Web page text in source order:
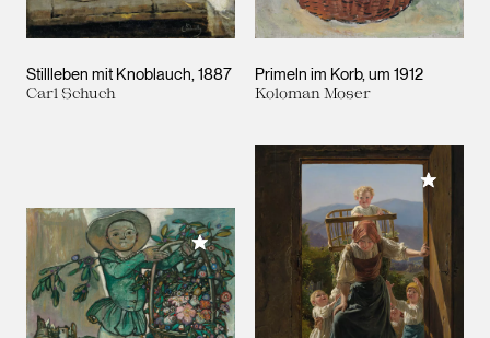
Stillleben mit Knoblauch 1887
Carl Schuch
Primeln im Korb um 1912
Koloman Moser
Meiner Sammlung hinzufügen
Meiner